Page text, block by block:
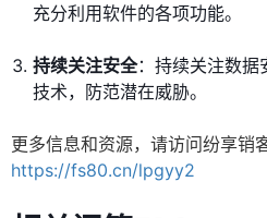
充分利用软件的各项功能。
持续关注安全：持续关注数据
技术，防范潜在威胁。
更多信息和资源，请访问纷享销
https://fs80.cn/lpgyy2